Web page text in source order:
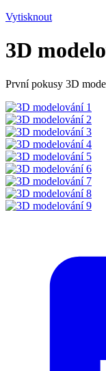
Vytisknout
3D
První pokusy 3D